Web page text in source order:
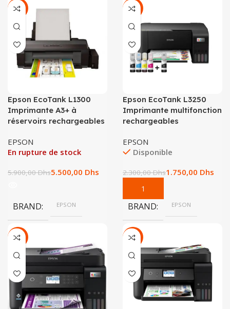
-7%
Epson EcoTank L1300
Imprimante A3+ à
réservoirs rechargeables
EPSON
En rupture de stock
5.900,00Dhs5.500,00 Dhs
BRAND EPSON
-24%
Epson EcoTank L3250
Imprimante multifonction
rechargeables
EPSON
Disponible
2.300,00Dhs1.750,00 Dhs
BRAND EPSON
-8% -10%